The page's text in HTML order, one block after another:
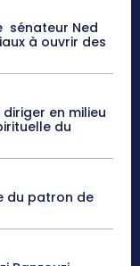
sénateur Ned
à ouvrir des
en milieu
du
du patron de